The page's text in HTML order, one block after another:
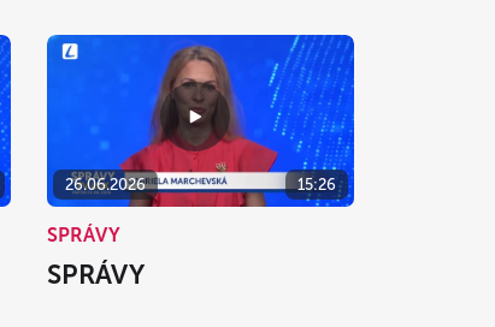
26.06.2026 15:26
SPRÁVY
SPRÁVY